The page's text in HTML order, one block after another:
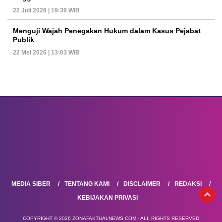
22 Juli 2026 | 19:39 WIB
Menguji Wajah Penegakan Hukum dalam Kasus Pejabat
Publik
22 Mei 2026 | 13:03 WIB
MEDIA SIBER TENTANG KAMI DISCLAIMER
REDAKSI
KEBIJAKAN PRIVASI
COPYRIGHT © 2026 ZONAFAKTUALNEWS.COM - ALL RIGHTS RESERVED